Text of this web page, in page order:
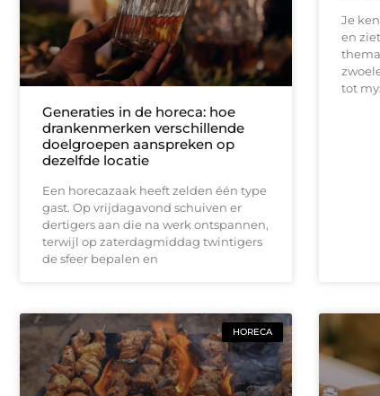
Generaties in de horeca: hoe
drankenmerken verschillende
doelgroepen aanspreken op
dezelfde locatie
Een horecazaak heeft zelden één type
gast. Op vrijdagavond schuiven er
dertigers aan die na werk ontspannen,
terwijl op zaterdagmiddag twintigers
de sfeer bepalen en
Je
en
tot
HORECA